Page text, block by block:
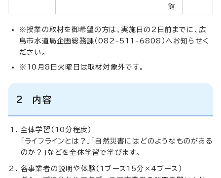
館
※授業の取材を御希望の方は、実施日の2日前までに、広
島市水道局企画総務課（082-511-6808）へお知らせく
ださい。
※10月8日火曜日は取材対象外です。
2 内容
全体学習（10分程度）
「ライフラインとは？」「自然災害にはどのようなものがある
のか？」などを全体学習で学びます。
各事業者の説明や体験（1ブース15分×4ブース）